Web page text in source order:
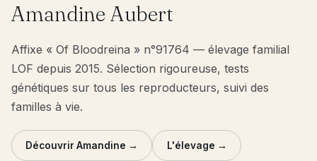
Amandine Aubert
Affixe « Of Bloodreina » n°91764 — élevage familial
LOF depuis 2015. Sélection rigoureuse, tests
génétiques sur tous les reproducteurs, suivi des
familles à vie.
Découvrir Amandine → L'élevage →